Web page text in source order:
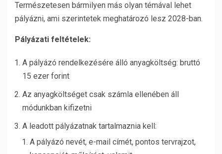
Természetesen bármilyen más olyan témával lehet
pályázni, ami szerintetek meghatározó lesz 2028-ban.
Pályázati feltételek:
A pályázó rendelkezésére álló anyagköltség: bruttó
15 ezer forint
Az anyagköltséget csak számla ellenében áll
módunkban kifizetni
A leadott pályázatnak tartalmaznia kell:
A pályázó nevét, e-mail címét, pontos tervrajzot,